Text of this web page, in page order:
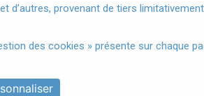
provenant de tiers
des cookies » présente sur chaque